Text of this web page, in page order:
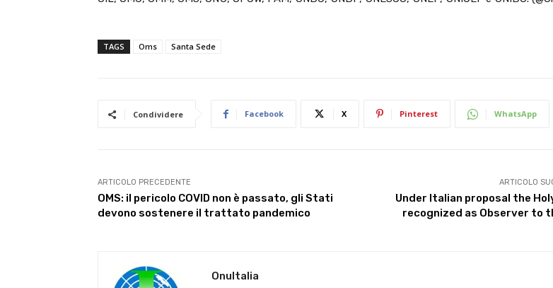
TAGS Oms Santa Sede
Condividere Facebook X Pinterest WhatsApp
ARTICOLO PRECEDENTE
OMS: il pericolo COVID non è passato, gli Stati
devono sostenere il trattato pandemico
ARTICOLO
Under Italian proposal the
recognized as Observer to
OnuItalia